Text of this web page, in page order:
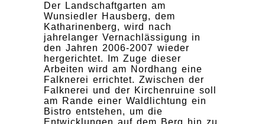
Der Landschaftgarten am
Wunsiedler Hausberg, dem
Katharinenberg, wird nach
jahrelanger Vernachlässigung in
den Jahren 2006-2007 wieder
hergerichtet. Im Zuge dieser
Arbeiten wird am Nordhang eine
Falknerei errichtet. Zwischen der
Falknerei und der Kirchenruine soll
am Rande einer Waldlichtung ein
Bistro entstehen, um die
Entwicklungen auf dem Berg hin zu